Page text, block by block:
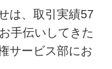
は、取引実績57
手伝いしてきた
サービス部にお